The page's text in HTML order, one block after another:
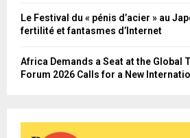
Le Festival du « pénis d’acier » au
fertilité et fantasmes d’Internet
Africa Demands a Seat at the Global
Forum 2026 Calls for a New